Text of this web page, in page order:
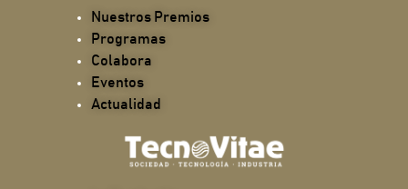
Nuestros Premios
Programas
Colabora
Eventos
Actualidad